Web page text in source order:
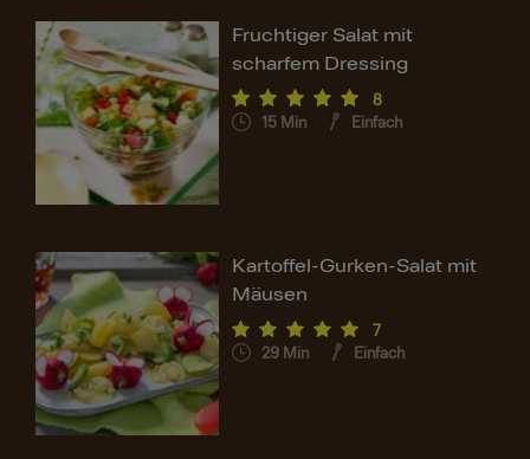
Fruchtiger Salat mit
scharfem Dressing
8
15 Min Einfach
Kartoffel-Gurken-Salat mit
Mäusen
7
29 Min Einfach